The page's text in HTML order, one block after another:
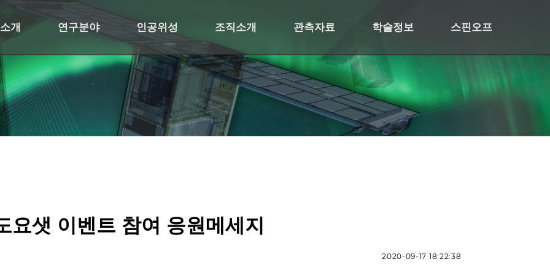
개 연구분야 인공위성 조직소개 관측자료 학술정보 스핀오프
요샛 이벤트 참여 응원메세지
2020-09-17 18:22:38